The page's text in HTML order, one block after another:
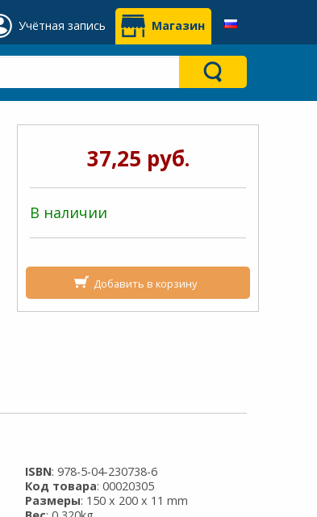
Учётная запись Магазин
37,25 руб.
В наличии
Добавить в корзину
ISBN: 978-5-04-230738-6
Код товара: 00020305
Размеры: 150 x 200 x 11 mm